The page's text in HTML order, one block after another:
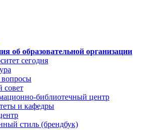
об образовательной организации
сегодня
вопросы
совет
библиотечный центр
и кафедры
стиль (брендбук)